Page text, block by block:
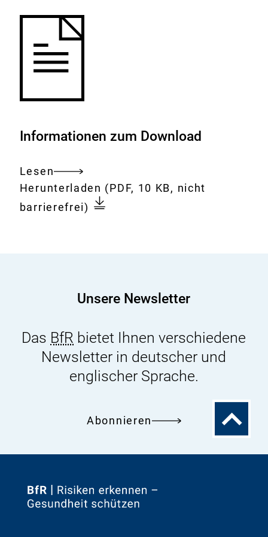
Informationen zum Download
Lesen
Gesamtes
Dokument
Download:
Herunterladen
durch
(PDF, 10 KB, nicht
barrierefrei)
Unsere Newsletter
Das BfR bietet Ihnen verschiedene
Newsletter in deutscher und
englischer Sprache.
Abonnieren
Zum
Zur